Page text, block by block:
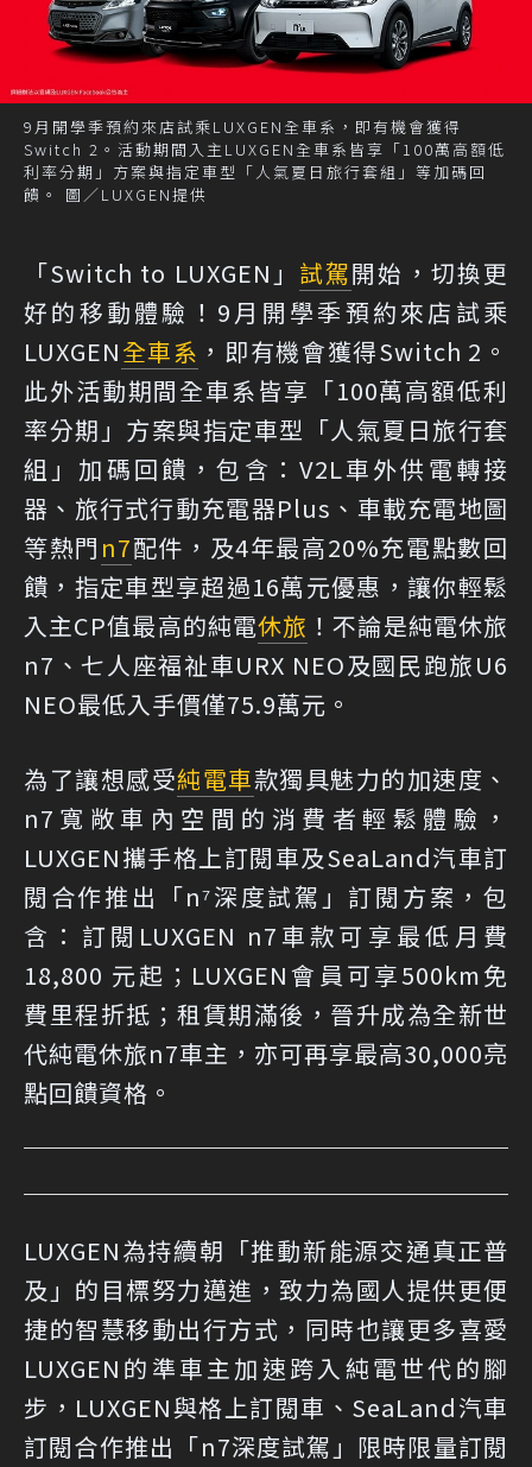
9月開學季預約來店試乘LUXGEN全車系，即有機會獲得
Switch 2。活動期間入主LUXGEN全車系皆享「100萬高額低
利率分期」方案與指定車型「人氣夏日旅行套組」等加碼回
饋。 圖／LUXGEN提供
「Switch to LUXGEN」 試駕開始，切換更
好的移動體驗！9月開學季預約來店試乘
LUXGEN全車系 ，即有機會獲得Switch 2。
此外活動期間全車系皆享「100萬高額低利
率分期」方案與指定車型「人氣夏日旅行套
組」加碼回饋，包含：V2L車外供電轉接
器、旅行式行動充電器Plus、車載充電地圖
等熱門 n7配件，及4年最高20%充電點數回
饋，指定車型享超過16萬元優惠，讓你輕鬆
入主CP值最高的純電休旅 ！不論是純電休旅
n7、七人座福祉車URX NEO及國民跑旅U6
NEO最低入手價僅75.9萬元。
為了讓想感受純電車款獨具魅力的加速度、
n7寬敞車內空間的消費者輕鬆體驗，
LUXGEN攜手格上訂閱車及SeaLand汽車訂
閱合作推出「n⁷深度試駕」訂閱方案，包
含：訂閱LUXGEN n7車款可享最低月費
18,800 元起；LUXGEN會員可享500km免
費里程折抵；租賃期滿後，晉升成為全新世
代純電休旅n7車主，亦可再享最高30,000亮
點回饋資格。
LUXGEN為持續朝「推動新能源交通真正普
及」的目標努力邁進，致力為國人提供更便
捷的智慧移動出行方式，同時也讓更多喜愛
LUXGEN的準車主加速跨入純電世代的腳
步，LUXGEN與格上訂閱車、SeaLand汽車
訂閱合作推出「n7深度試駕」限時限量訂閱